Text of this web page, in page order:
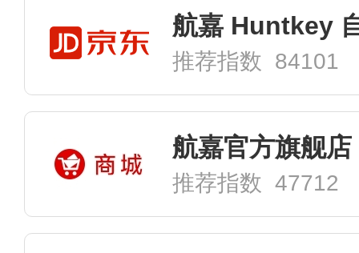
航嘉 Huntkey
推荐指数 84101
航嘉官方旗舰店
推荐指数 47712